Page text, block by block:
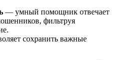
— умный помощник отвечает
фильтруя
.
сохранить важные